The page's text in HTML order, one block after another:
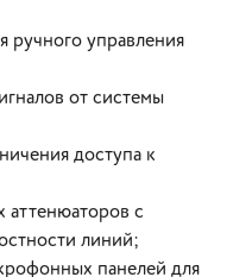
управления
от системы
доступа к
с
линий;
панелей для